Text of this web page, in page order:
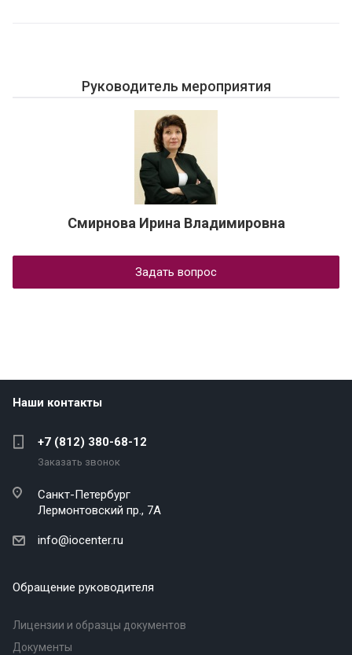
Руководитель мероприятия
Смирнова Ирина Владимировна
Задать вопрос
Наши контакты
+7 (812) 380-68-12
Заказать звонок
Санкт-Петербург
Лермонтовский пр., 7А
info@iocenter.ru
Обращение руководителя
Лицензии и образцы документов
Документы